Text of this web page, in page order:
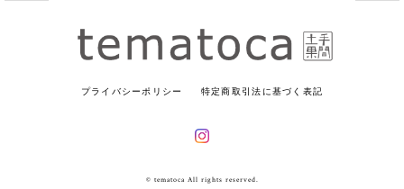
プライバシーポリシー 特定商取引法に基づく表記
© tematoca All rights reserved.